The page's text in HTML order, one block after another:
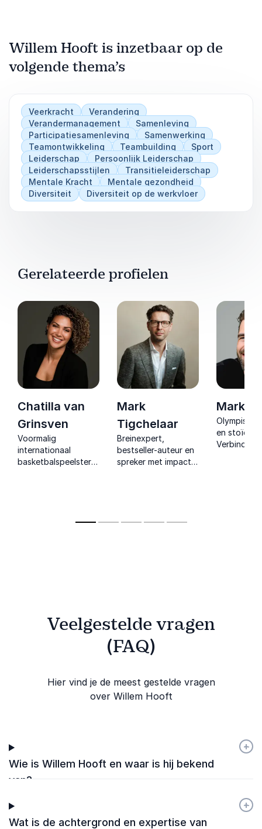
Willem Hooft is inzetbaar op de
volgende thema’s
Veerkracht
Verandering
Verandermanagement
Samenleving
Participatiesamenleving
Samenwerking
Teamontwikkeling
Teambuilding
Sport
Leiderschap
Persoonlijk Leiderschap
Leiderschapsstijlen
Transitieleiderschap
Mentale Kracht
Mentale gezondheid
Diversiteit
Diversiteit op de werkvloer
Gerelateerde profielen
Chatilla van
Grinsven
Voormalig
internationaal
basketbalspeelster
talenten omzet in
Mark
Tigchelaar
Breinexpert,
bestseller-auteur en
spreker met impact.
Mark
Olympisch
en stoïcijns
Verbindt
Veelgestelde vragen
(FAQ)
Hier vind je de meest gestelde vragen
over Willem Hooft
Wie is Willem Hooft en waar is hij bekend
van?
+
-
Wat is de achtergrond en expertise van
+
-